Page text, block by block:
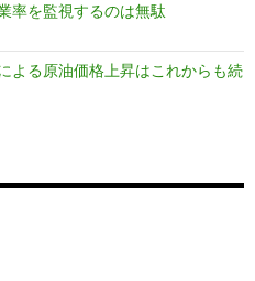
率を監視するのは無駄
よる原油価格上昇はこれからも続